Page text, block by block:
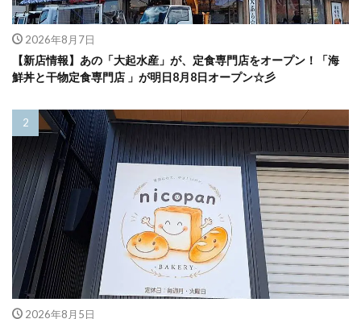
2026年8月7日
【新店情報】あの「大起水産」が、定食専門店をオープン！「海
鮮丼と干物定食専門店 」が明日8月8日オープン☆彡
2026年8月5日